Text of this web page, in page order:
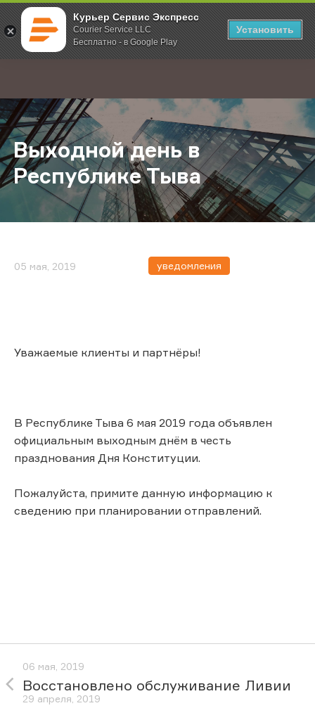
Курьер Сервис Экспресс
Courier Service LLC
Бесплатно - в Google Play
Установить
; Главная О компании Новости Выходной день в Республике
Выходной день в
Республике Тыва
05 мая, 2019 уведомления
Уважаемые клиенты и партнёры!
В Республике Тыва 6 мая 2019 года объявлен
официальным выходным днём в честь
празднования Дня Конституции.
Пожалуйста, примите данную информацию к
сведению при планировании отправлений.
06 мая, 2019
Восстановлено обслуживание Ливии
29 апреля, 2019